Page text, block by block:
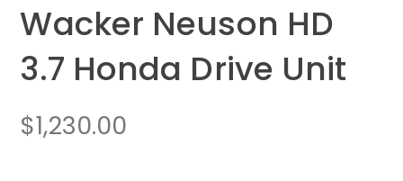
Wacker Neuson HD
3.7 Honda Drive Unit
$1,230.00